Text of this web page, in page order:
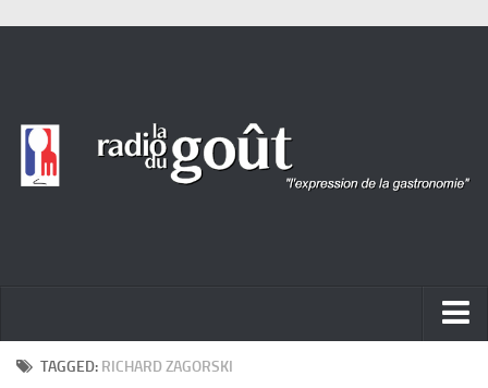
ACTUALITÉ
TAGGED: RICHARD ZAGORSKI